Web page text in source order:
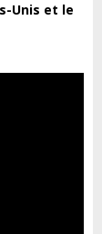
Unis et le